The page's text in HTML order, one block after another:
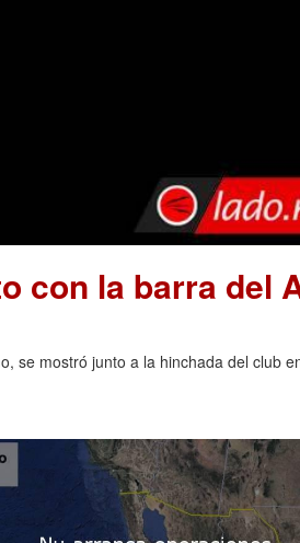
con la barra del
se mostró junto a la hinchada del club